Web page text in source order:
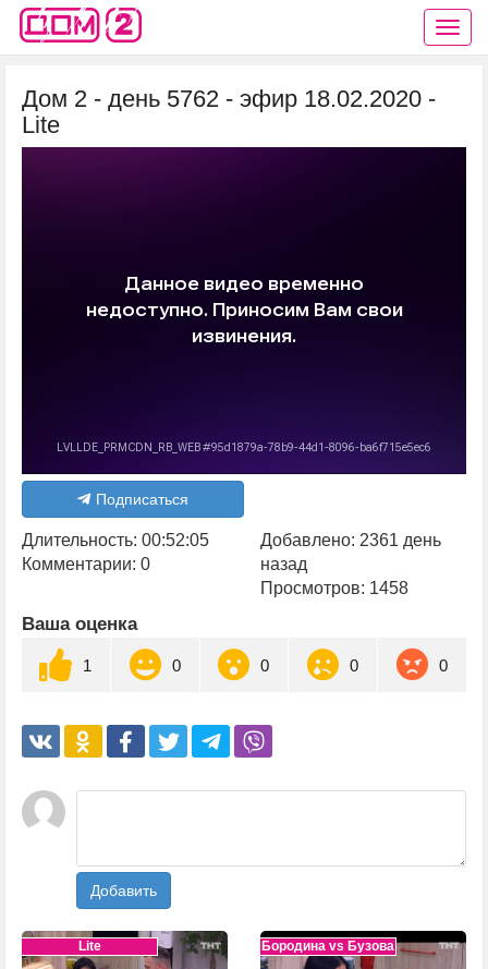
Дом 2 - день 5762 - эфир 18.02.2020 -
Lite
Подписаться
Длительность: 00:52:05
Комментарии: 0
Добавлено: 2361 день
назад
Просмотров: 1458
Ваша оценка
1 0 0 0 0
Добавить
Lite Бородина vs Бузова